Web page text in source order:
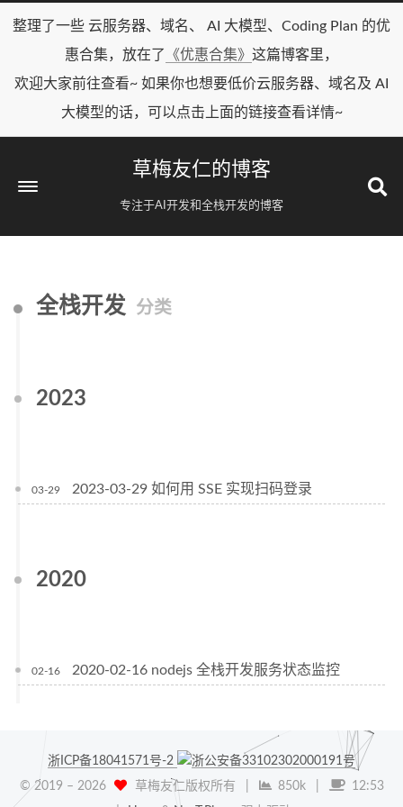
整理了一些 云服务器、域名、 AI 大模型、Coding Plan 的优
惠合集，放在了
《优惠合集》 这篇博客里，
欢迎大家前往查看~ 如果你也想要低价云服务器、域名及 AI
大模型的话，可以点击上面的链接查看详情~
草梅友仁的博客
专注于AI开发和全栈开发的博客
全栈开发 分类
2023
03-29 2023-03-29 如何用 SSE 实现扫码登录
2020
02-16 2020-02-16 nodejs 全栈开发服务状态监控
浙ICP备18041571号-2
浙公安备33102302000191号
© 2019 – 2026 草梅友仁版权所有 850k
12:53